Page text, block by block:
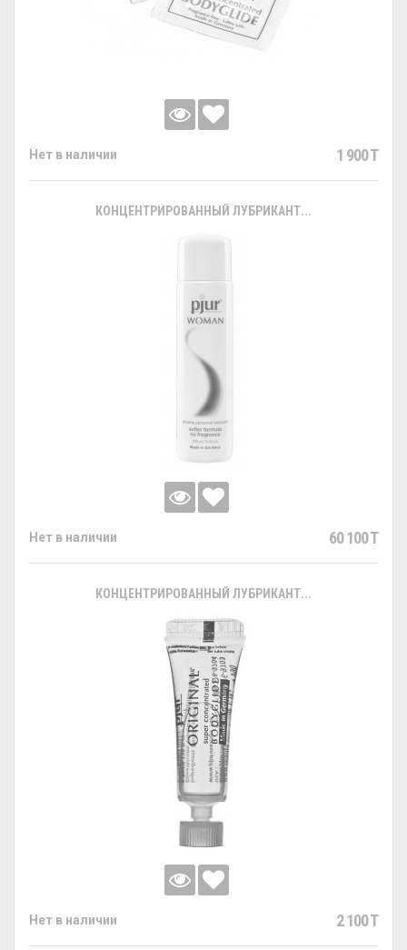
Нет в наличии 1 900 T
КОНЦЕНТРИРОВАННЫЙ ЛУБРИКАНТ...
Нет в наличии 60 100 T
КОНЦЕНТРИРОВАННЫЙ ЛУБРИКАНТ...
Нет в наличии 2 100 T